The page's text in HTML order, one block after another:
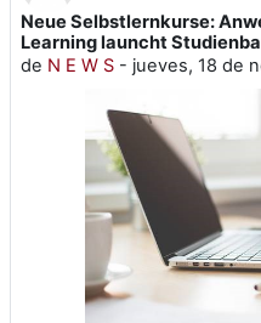
Neue Selbstlernkurse:
Learning launcht
de N E W S - jueves, 18 de
Número de respuestas: 0